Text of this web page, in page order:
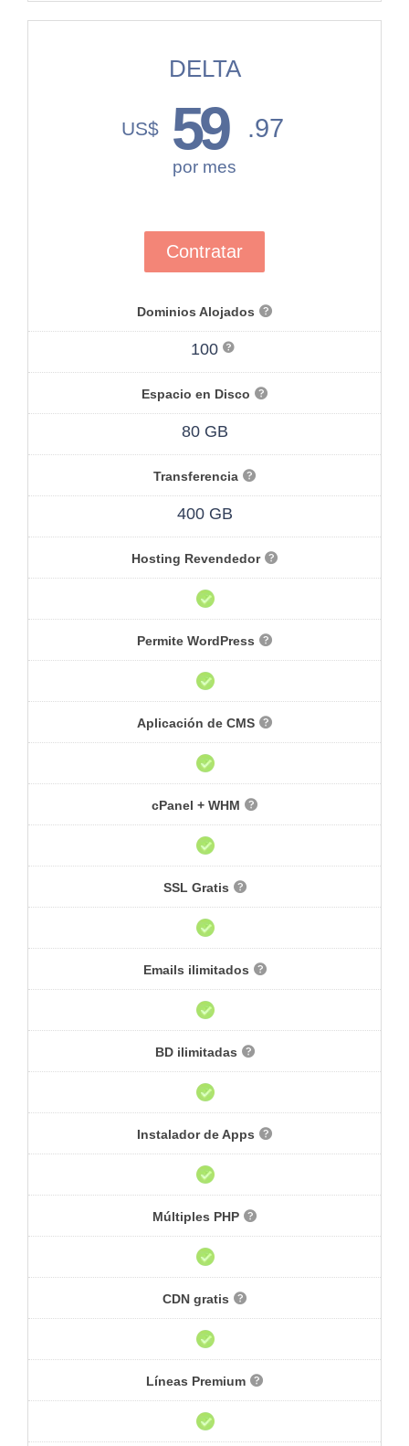
DELTA
US$ 59 .97
por mes
Contratar
Dominios Alojados
100
Espacio en Disco
80 GB
Transferencia
400 GB
Hosting Revendedor
Permite WordPress
Aplicación de CMS
cPanel + WHM
SSL Gratis
Emails ilimitados
BD ilimitadas
Instalador de Apps
Múltiples PHP
CDN gratis
Líneas Premium